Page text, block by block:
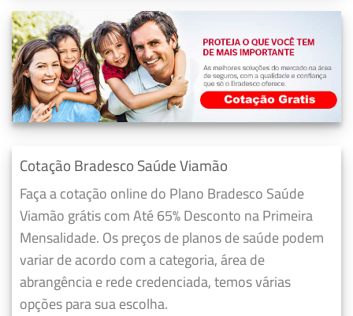
Cotação Bradesco Saúde Viamão
Faça a cotação online do Plano Bradesco Saúde
Viamão grátis com Até 65% Desconto na Primeira
Mensalidade. Os preços de planos de saúde podem
variar de acordo com a categoria, área de
abrangência e rede credenciada, temos várias
opções para sua escolha.